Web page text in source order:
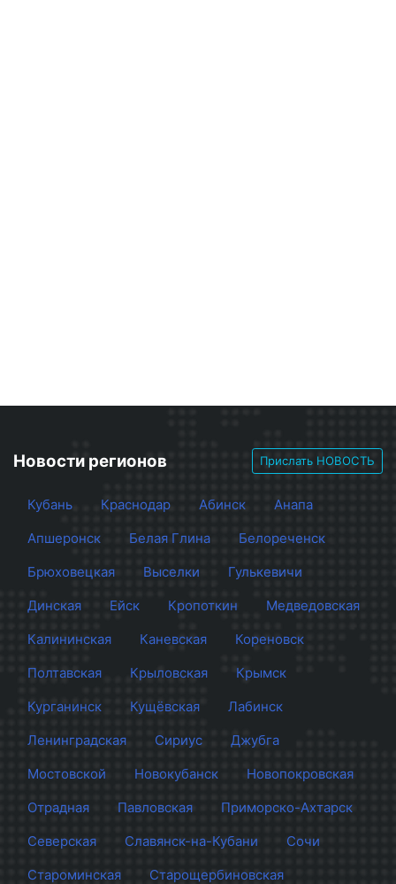
Новости регионов Прислать НОВОСТЬ
Кубань Краснодар Абинск
Анапа
Апшеронск
Белая Глина
Белореченск
Брюховецкая
Выселки
Гулькевичи
Динская
Ейск Кропоткин
Медведовская
Калининская
Каневская
Кореновск
Полтавская
Крыловская
Крымск
Курганинск
Кущёвская
Лабинск
Ленинградская
Сириус
Джубга
Мостовской
Новокубанск
Новопокровская
Отрадная
Павловская
Приморско-Ахтарск
Северская
Славянск-на-Кубани
Сочи
Староминская
Старощербиновская